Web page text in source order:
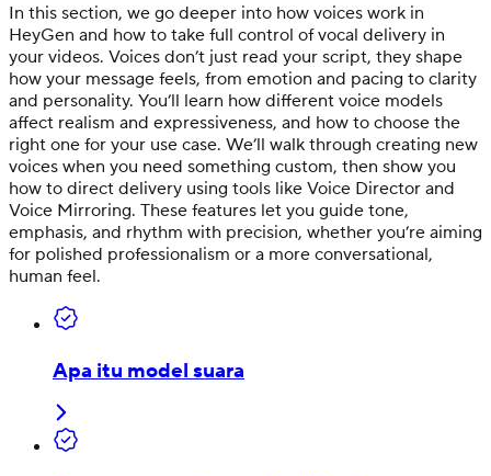
In this section, we go deeper into how voices work in
HeyGen and how to take full control of vocal delivery in
your videos. Voices don’t just read your script, they shape
how your message feels, from emotion and pacing to clarity
and personality. You’ll learn how different voice models
affect realism and expressiveness, and how to choose the
right one for your use case. We’ll walk through creating new
voices when you need something custom, then show you
how to direct delivery using tools like Voice Director and
Voice Mirroring. These features let you guide tone,
emphasis, and rhythm with precision, whether you’re aiming
for polished professionalism or a more conversational,
human feel.
Apa itu model suara